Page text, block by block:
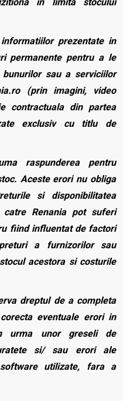
prezentate in
permanente pentru a le
bunurilor sau a serviciilor
(prin imagini, video
contractuala din partea
exclusiv cu titlu de
raspunderea pentru
Aceste erori nu obliga
si disponibilitatea
catre Renania pot suferi
fiind influentat de factori
a furnizorilor sau
acestora si costurile
dreptul de a completa
eventuale erori in
urma unor greseli de
si/ sau erori ale
utilizate, fara a